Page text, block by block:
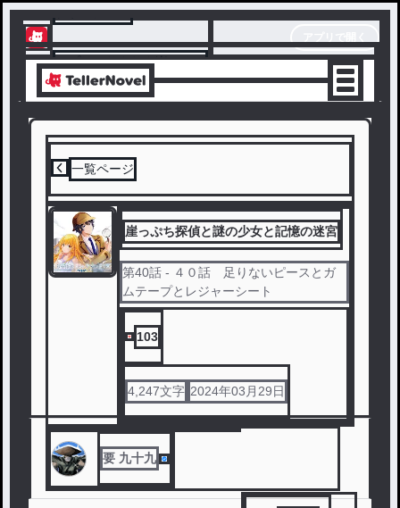
テラーノベル
アプリでサクサク楽しめる
一覧ページ
崖っぷち探偵と謎の少女と記憶の迷宮
第40話- ４０話 足りないピースとガ
ムテープとレジャーシート
103
4,247文字 2024年03月29日
#ファンタジー 異世界転生 #謎解き
要 九十九